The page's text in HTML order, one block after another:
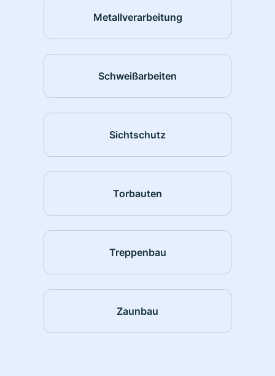
Metallverarbeitung
Schweißarbeiten
Sichtschutz
Torbauten
Treppenbau
Zaunbau